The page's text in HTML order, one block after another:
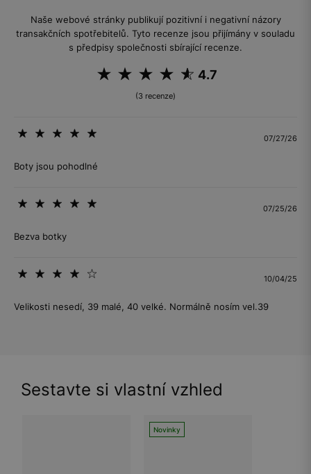
Naše webové stránky publikují pozitivní i negativní názory
transakčních spotřebitelů. Tyto recenze jsou přijímány v souladu
s předpisy společnosti sbírající recenze.
4.7
(3 recenze)
07/27/26
Boty jsou pohodlné
07/25/26
Bezva botky
10/04/25
Velikosti nesedí, 39 malé, 40 velké. Normálně nosím vel.39
Sestavte si vlastní vzhled
Novinky